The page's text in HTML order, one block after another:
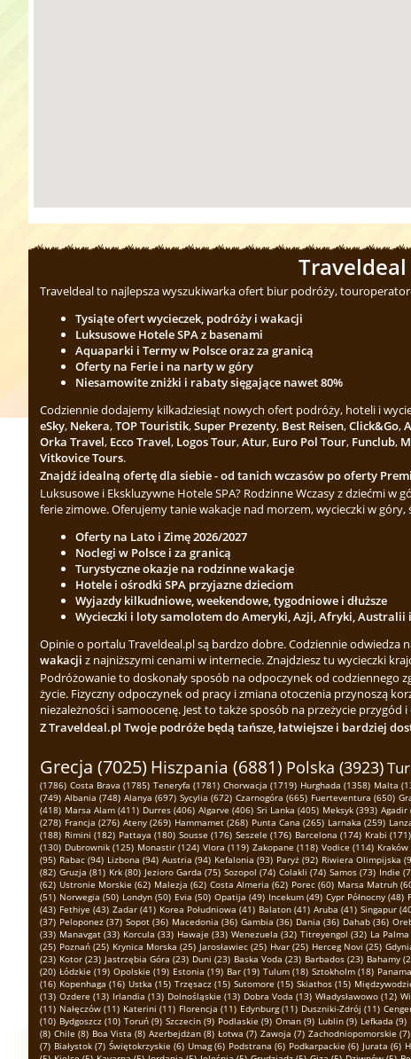
Traveldeal to najlepsza wyszukiwarka ofert biur podróży,
Tysiąte ofert wycieczek, podróży i wakacji
Luksusowe Hotele SPA z basenami
Aquaparki i Termy w Polsce oraz za granicą
Oferty na Ferie i na narty w góry
Niesamowite zniżki i rabaty sięgające nawet 80%
Codziennie dodajemy kilkadziesiąt nowych ofert podróży, hoteli i
eSky, Nekera,TOP Touristik,Super Prezenty, Best Reisen,Click&Go,
Orka Travel, Ecco Travel, Logos Tour,Atur, Euro Pol Tour, Funclub,
Vitkovice Tours.
Znajdź idealną ofertę dla siebie - od tanich wczasów po oferty
Luksusowe i Ekskluzywne Hotele SPA? Rodzinne Wczasy z dziećmi
ferie zimowe. Oferujemy tanie wakacje nad morzem, wycieczki w
Oferty na Lato i Zimę 2026/2027
Noclegi w Polsce i za granicą
Turystyczne okazje na rodzinne wakacje
Hotele i ośrodki SPA przyjazne dzieciom
Wyjazdy kilkudniowe, weekendowe, tygodniowe i dłuższe
Wycieczki i loty samolotem do Ameryki, Azji, Afryki,
Opinie o portalu Traveldeal.pl są bardzo dobre. Codziennie
wakacji z najniższymi cenami w internecie. Znajdziesz tu wycieczki
Podróżowanie to doskonały sposób na odpoczynek od codziennego
życie. Fizyczny odpoczynek od pracy i zmiana otoczenia przynoszą
niezależności i samoocenę. Jest to także sposób na przeżycie
Z Traveldeal.pl Twoje podróże będą tańsze, łatwiejsze i bardziej
Grecja (7025) Hiszpania (6881) Polska (3923)
(1786) Costa Brava (1785) Teneryfa (1781) Chorwacja (1719) Hurghada (1358) Malta
(749) Albania (748) Alanya (697) Sycylia (672) Czarnogóra (665) Fuerteventura (650)
(418) Marsa Alam (411) Durres (406) Algarve (406) Sri Lanka (405) Meksyk (393) Agadir
(278) Francja (276) Ateny (269) Hammamet (268) Punta Cana (265) Larnaka (259)
(188) Rimini (182) Pattaya (180) Sousse (176) Seszele (176) Barcelona (174) Krabi (171)
(130) Dubrownik (125) Monastir (124) Vlora (119) Zakopane (118) Vodice (114) Kraków
(95) Rabac (94) Lizbona (94) Austria (94) Kefalonia (93) Paryż (92) Riwiera Olimpijska
(82) Gruzja (81) Krk (80) Jezioro Garda (75) Sozopol (74) Colakli (74) Samos (73) Indie
(62) Ustronie Morskie (62) Malezja (62) Costa Almeria (62) Porec (60) Marsa Matruh
(51) Norwegia (50) Londyn (50) Evia (50) Opatija (49) Incekum (49) Cypr Północny (48)
(43) Fethiye (43) Zadar (41) Korea Południowa (41) Balaton (41) Aruba (41) Singapur
(37) Peloponez (37) Sopot (36) Macedonia (36) Gambia (36) Dania (36) Dahab (36)
(33) Manavgat (33) Korcula (33) Hawaje (33) Wenezuela (32) Titreyengol (32) La
(25) Poznań (25) Krynica Morska (25) Jarosławiec (25) Hvar (25) Herceg Novi (25)
(23) Kotor (23) Jastrzębia Góra (23) Duni (23) Baska Voda (23) Barbados (23) Bahamy
(20) Łódzkie (19) Opolskie (19) Estonia (19) Bar (19) Tulum (18) Sztokholm (18)
(16) Kopenhaga (16) Ustka (15) Trzęsacz (15) Sutomore (15) Skiathos (15)
(13) Ozdere (13) Irlandia (13) Dolnośląskie (13) Dobra Voda (13) Władysławowo (12)
(11) Nałęczów (11) Katerini (11) Florencja (11) Edynburg (11) Duszniki-Zdrój (11)
(10) Bydgoszcz (10) Toruń (9) Szczecin (9) Podlaskie (9) Oman (9) Lublin (9) Lefkada (9)
(8) Chile (8) Boa Vista (8) Azerbejdżan (8) Łotwa (7) Zawoja (7) Zachodniopomorskie (7)
(7) Białystok (7) Świętokrzyskie (6) Umag (6) Podstrana (6) Podkarpackie (6) Jurata (6)